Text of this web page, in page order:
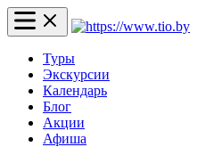
Туры
Экскурсии
Календарь
Блог
Акции
Афиша